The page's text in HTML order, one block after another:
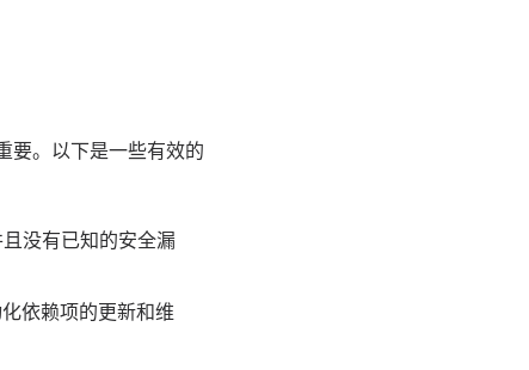
要。以下是一些有效的
没有已知的安全漏
依赖项的更新和维